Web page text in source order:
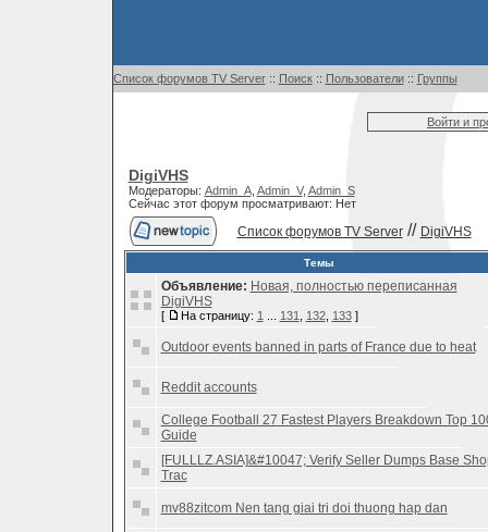
Список форумов TV Server:: Поиск:: Пользователи:: Группы
Войти и
DigiVHS
Модераторы: Admin_A, Admin_V, Admin_S
Сейчас этот форум просматривают: Нет
Список форумов TV Server// DigiVHS
Темы
Объявление: Новая, полностью переписанная
DigiVHS
[ На страницу: 1 131 132, 133]
Outdoor events banned in parts of France due to heat
Reddit accounts
College Football 27 Fastest Players Breakdown Top
Guide
[FULLLZ.ASIA]&#10047; Verify Seller Dumps Base
Trac
mv88zitcom Nen tang giai tri doi thuong hap dan